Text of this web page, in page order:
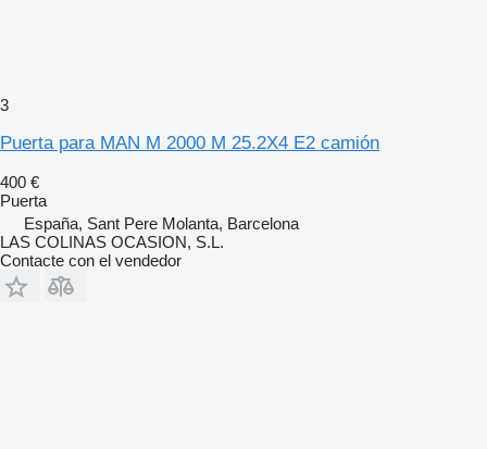
3
Puerta para MAN M 2000 M 25.2X4 E2 camión
400 €
Puerta
España, Sant Pere Molanta, Barcelona
LAS COLINAS OCASION, S.L.
Contacte con el vendedor